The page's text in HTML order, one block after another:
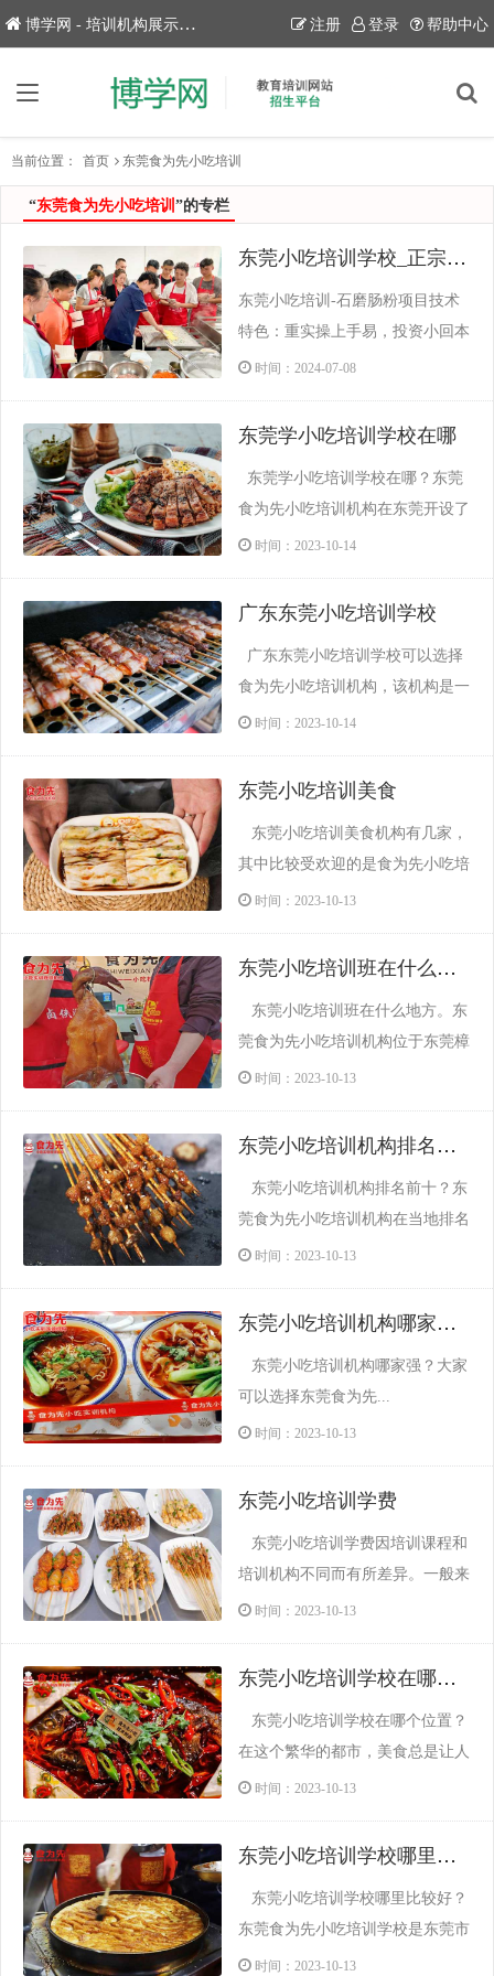
博学网 - 培训机构展示平台！ 注册 登录 帮助中心
当前位置： 首页 东莞食为先小吃培训
“东莞食为先小吃培训 ”的专栏
东莞小吃培训学校_正宗石磨肠粉做法和配料_图片_配方教程
东莞小吃培训-石磨肠粉项目技术
特色：重实操上手易，投资小回本
快，需求大开店稳。...
时间：2024-07-08
东莞学小吃培训学校在哪
东莞学小吃培训学校在哪？东莞
食为先小吃培训机构在东莞开设了
多个校区，分别位于东莞樟木头
安镇、凤岗镇、石龙镇、万江区、
习，机构教学由专业老师全程陪同
学员实际操作，包教包会,教会为
止，提供终身的技术指导。老师现
场演示...
时间：2023-10-14
广东东莞小吃培训学校
广东东莞小吃培训学校可以选择
食为先小吃培训机构，该机构是一
家备受赞誉的高品质小吃培训机
规模庞大的师资团队，每位教授课
的行业专家，以扎实的理论知识和
实操教学相结合的方式，为学员们
提供独一无二的培训体验。 此
外，食为...
时间：2023-10-14
东莞小吃培训美食
东莞小吃培训美食机构有几家，
其中比较受欢迎的是食为先小吃培
训机构。该机构提供了丰富的小吃
作相结合的教学方式，让学员不仅
小吃的文化背景。在培训过程中，
学员可以亲自动手制作各种小吃，
通过反复练习，提高自己的...
时间：2023-10-13
东莞小吃培训班在什么地方
东莞小吃培训班在什么地方。东
莞食为先小吃培训机构位于东莞樟
木头镇、常平镇、大朗镇、长安
门镇、塘厦，无论是传统的经典小
吃，这里应有尽有。学员们可以在
培训期间学习制作各种美味小吃的
技巧和秘诀，丰富自己的烹饪技...
时间：2023-10-13
东莞小吃培训机构排名前十
东莞小吃培训机构排名前十？东
莞食为先小吃培训机构在当地排名
靠前，其办学优势在于多年专注餐
教学质量；注重学员的评价，荣获
师傅指导，标准化实训流程，让学
员少走弯路；教理论，重实践，反
复练习，让学员掌握真正的...
时间：2023-10-13
东莞小吃培训机构哪家强？
东莞小吃培训机构哪家强？大家
可以选择东莞食为先...
时间：2023-10-13
东莞小吃培训学费
东莞小吃培训学费因培训课程和
培训机构不同而有所差异。一般来
说，学费可能在几百元到几千元不
只是一个参考因素，只有在全面了
后，才能做出合适的选择，从而为
创业打下基础。下面介绍了东莞食
为先小吃培训机构，我们一起...
时间：2023-10-13
东莞小吃培训学校在哪个位置
东莞小吃培训学校在哪个位置？
在这个繁华的都市，美食总是让人
流连忘返。而东莞食为先小吃培训
的人都能实现自己的梦想而努力。
规机构，在东莞设有多家校区，分
别位于东莞樟木头镇、常平镇、大
朗镇、横沥镇、长安镇、凤...
时间：2023-10-13
东莞小吃培训学校哪里比较好
东莞小吃培训学校哪里比较好？
东莞食为先小吃培训学校是东莞市
食尚部落饮食管理服务有限公司旗
时间：2023-10-13